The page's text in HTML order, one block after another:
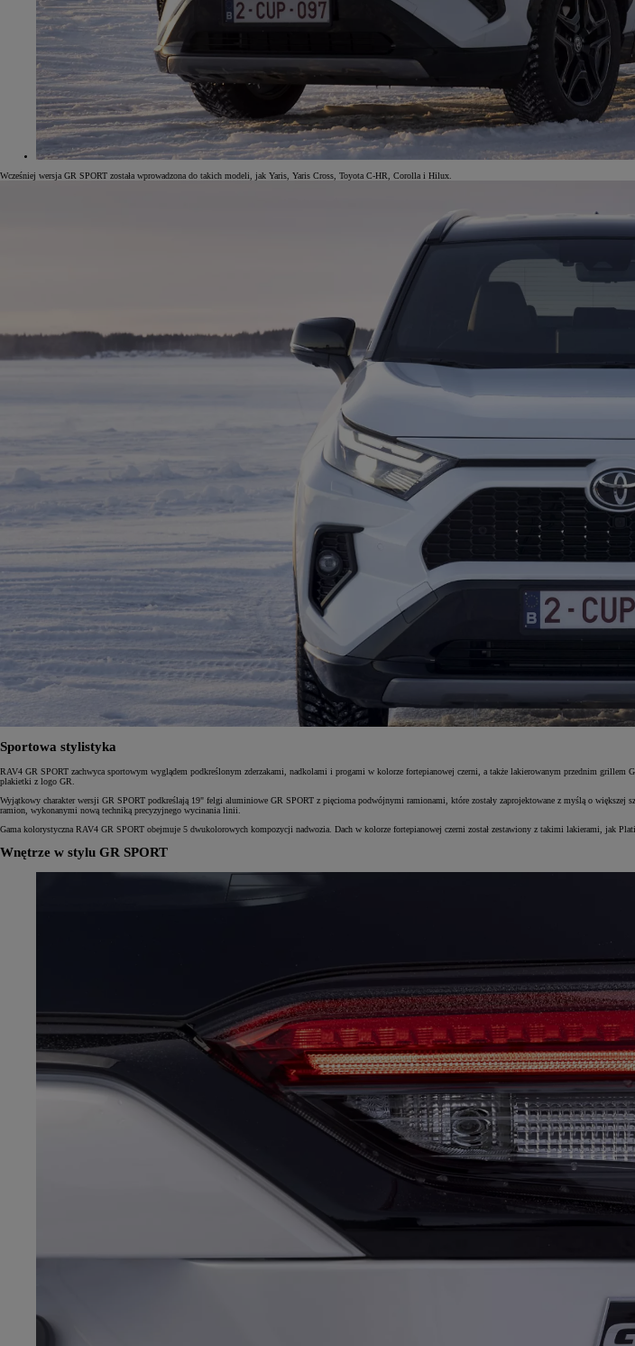
105 300 zł
Corolla Hatchback
HYBRID
Wcześniej wersja GR SPORT została wprowadzona do takich modeli, jak Yaris, Yaris Cross, Toyota C-HR, Corolla i Hilux.
Sportowa stylistyka
RAV4 GR SPORT zachwyca sportowym wyglądem podkreślonym zderzakami, nadkolami i progami w kolorze fortepianowej czerni, a także lakierowanym przednim
plakietki z logo GR.
Wyjątkowy charakter wersji GR SPORT podkreślają 19" felgi aluminiowe GR SPORT z pięcioma podwójnymi ramionami, które zostały zaprojektowane z myślą o
ramion, wykonanymi nową techniką precyzyjnego wycinania linii.
Gama kolorystyczna RAV4 GR SPORT obejmuje 5 dwukolorowych kompozycji nadwozia. Dach w kolorze fortepianowej czerni został zestawiony z takimi lakierami, jak
Wnętrze w stylu GR SPORT